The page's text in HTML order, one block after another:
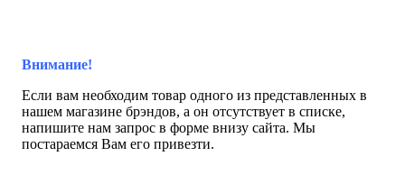
Внимание!
Если вам необходим товар одного из представленных в
нашем магазине брэндов, а он отсутствует в списке,
напишите нам запрос в форме внизу сайта. Мы
постараемся Вам его привезти.